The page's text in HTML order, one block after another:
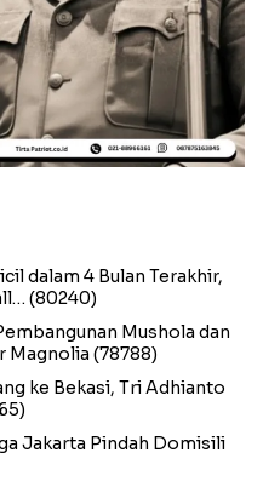
dalam 4 Bulan Terakhir,
(80240)
Mushola dan
Magnolia (78788)
ke Bekasi, Tri Adhianto
Jakarta Pindah Domisili